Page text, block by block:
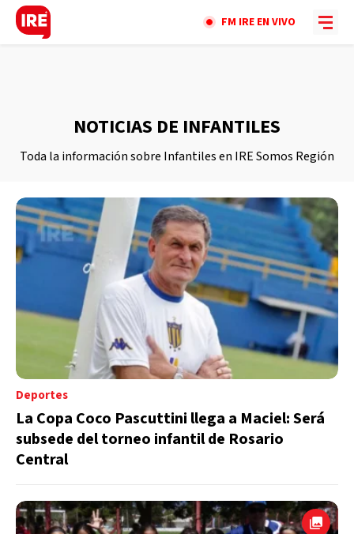
FM IRE EN VIVO
NOTICIAS DE INFANTILES
Toda la información sobre Infantiles en IRE Somos Región
Deportes
La Copa Coco Pascuttini llega a Maciel: Será
subsede del torneo infantil de Rosario
Central